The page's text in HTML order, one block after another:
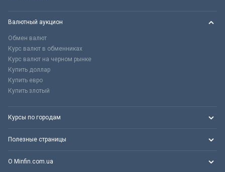
Валютный аукцион
Обмен валют
Курс валют в обменниках
Курс валют на черном рынке
Купить доллар
Купить евро
Купить злотый
Курсы по городам
Полезные страницы
О Minfin.com.ua